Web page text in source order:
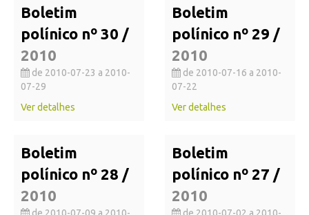
Boletim
polínico nº 30 /
2010
de 2010-07-23 a 2010-
07-29
Ver detalhes
Boletim
polínico nº 29 /
2010
de 2010-07-16 a 2010-
07-22
Ver detalhes
Boletim
polínico nº 28 /
2010
Boletim
polínico nº 27 /
2010